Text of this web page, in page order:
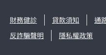
財務健診 貸款須知 通
反詐騙聲明
隱私權政策